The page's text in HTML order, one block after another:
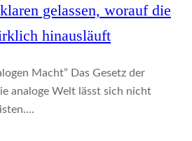
gelassen, worauf die
hinausläuft
Macht” Das Gesetz der
analoge Welt lässt sich nicht